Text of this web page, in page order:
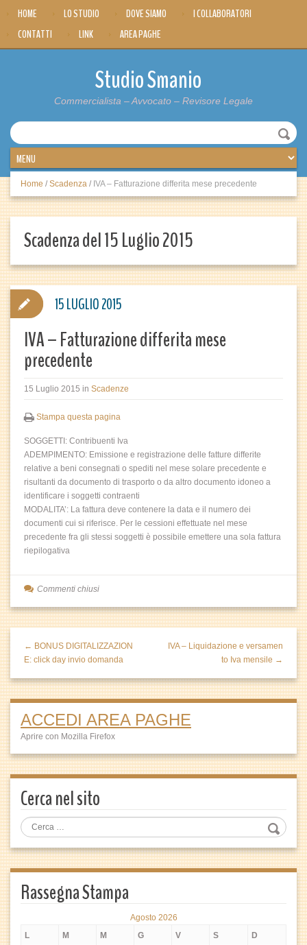
HOME LO STUDIO DOVE SIAMO
I COLLABORATORI
CONTATTI
LINK AREA PAGHE
Studio Smanio
Commercialista – Avvocato – Revisore Legale
Home / Scadenza / IVA – Fatturazione differita mese precedente
Scadenza del 15 Luglio 2015
IVA – Fatturazione differita mese
precedente
15 Luglio 2015 in Scadenze
Stampa questa pagina
SOGGETTI: Contribuenti Iva
ADEMPIMENTO: Emissione e registrazione delle fatture differite
relative a beni consegnati o spediti nel mese solare precedente e
risultanti da documento di trasporto o da altro documento idoneo a
identificare i soggetti contraenti
MODALITA’: La fattura deve contenere la data e il numero dei
documenti cui si riferisce. Per le cessioni effettuate nel mese
precedente fra gli stessi soggetti è possibile emettere una sola fattura
riepilogativa
15 LUGLIO 2015
Commenti chiusi
← BONUS DIGITALIZZAZION
E: click day invio domanda
IVA – Liquidazione e versamen
to Iva mensile →
ACCEDI AREA PAGHE
Aprire con Mozilla Firefox
Cerca nel sito
Rassegna Stampa
Agosto 2026
L
M M G V S D